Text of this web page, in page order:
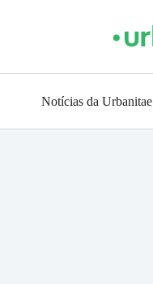
Notícias da Urbanitae